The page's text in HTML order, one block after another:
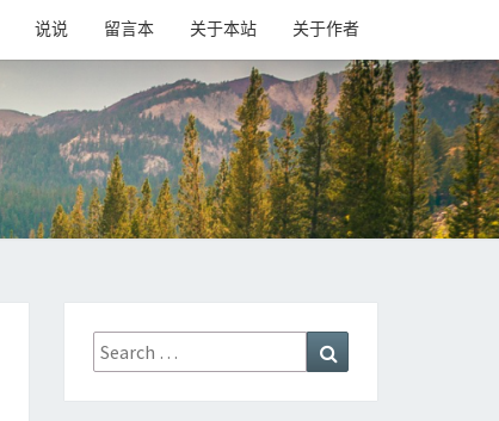
说说 留言本 关于本站 关于作者
Search
for: